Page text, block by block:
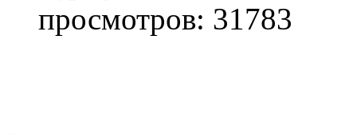
просмотров: 31783